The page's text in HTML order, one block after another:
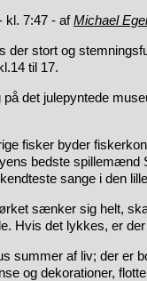
kl. 7:47 - afMichael
der stort og
til 17.
på det julepyntede
fisker byder
bedste spillemænd
sange i den
sænker sig helt,
Hvis det lykkes, er
summer af liv; der er
og dekorationer,